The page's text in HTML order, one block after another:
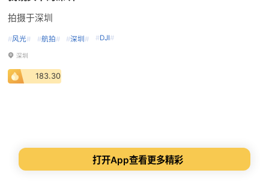
拍摄于深圳
#风光# #航拍# #深圳# #DJI#
深圳
183.30
打开App查看更多精彩